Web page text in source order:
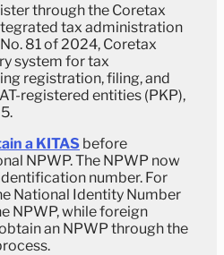
through the Coretax
tax administration
81 of 2024, Coretax
system for tax
registration, filing, and
registered entities (PKP),
a KITAS before
NPWP. The NPWP now
number. For
National Identity Number
NPWP, while foreign
an NPWP through the